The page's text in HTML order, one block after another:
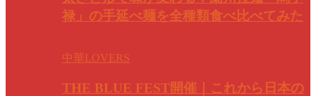
禄」の手延べ麺を全種類食べ比べてみた
中華LOVERS
THE BLUE FEST開催｜これから日本の